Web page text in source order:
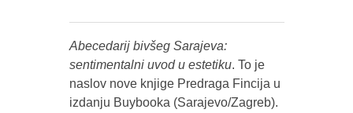
Abecedarij bivšeg Sarajeva:
sentimentalni uvod u estetiku. To je
naslov nove knjige Predraga Fincija u
izdanju Buybooka (Sarajevo/Zagreb).